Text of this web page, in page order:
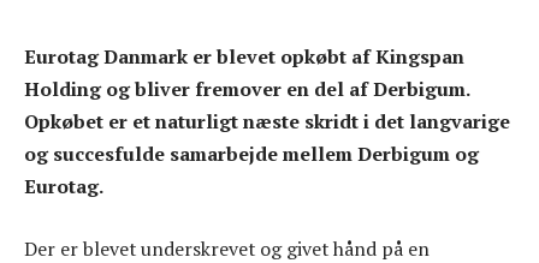
Eurotag Danmark er blevet opkøbt af Kingspan
Holding og bliver fremover en del af Derbigum.
Opkøbet er et naturligt næste skridt i det langvarige
og succesfulde samarbejde mellem Derbigum og
Eurotag.
Der er blevet underskrevet og givet hånd på en